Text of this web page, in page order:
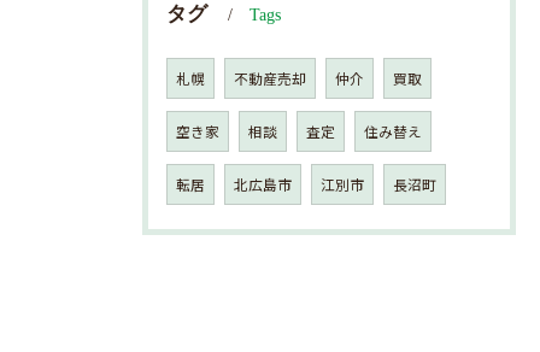
タグ Tags
札幌 不動産売却 仲介 買取
空き家 相談 査定 住み替え
転居 北広島市 江別市 長沼町